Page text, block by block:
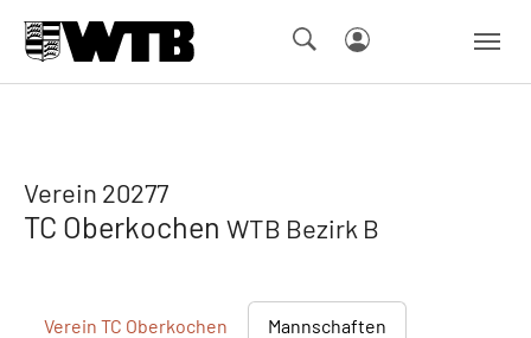
Verein 20277
TC Oberkochen WTB Bezirk B
Verein TC Oberkochen Mannschaften